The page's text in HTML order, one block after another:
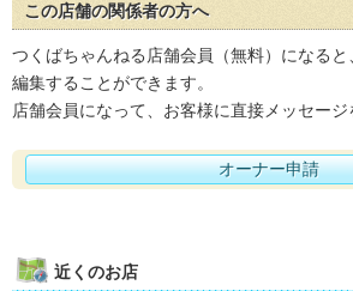
この店舗の関係者の方へ
つくばちゃんねる店舗会員（無料）になる
編集することができます。
店舗会員になって、お客様に直接メッセージ
オーナー申請
近くのお店